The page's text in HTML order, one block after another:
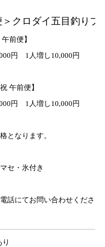
＞クロダイ五目釣りプ
前便】
円 1人増し10,000円
午前便】
円 1人増し10,000円
となります。
セ・氷付き
話にてお問い合わせください
り